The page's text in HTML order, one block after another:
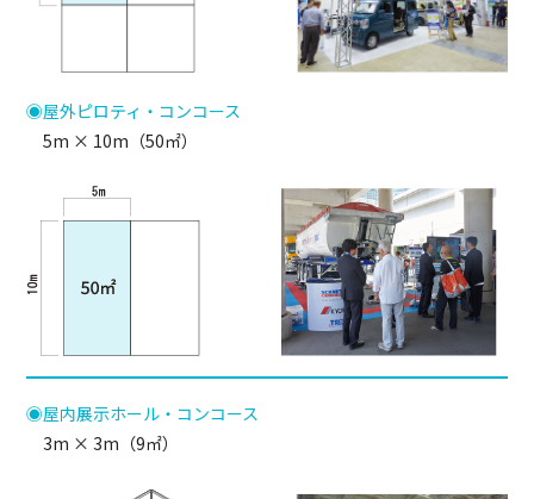
◉屋外ピロティ・コンコース
5m × 10m（50㎡）
◉屋内展示ホール・コンコース
3m × 3m（9㎡）